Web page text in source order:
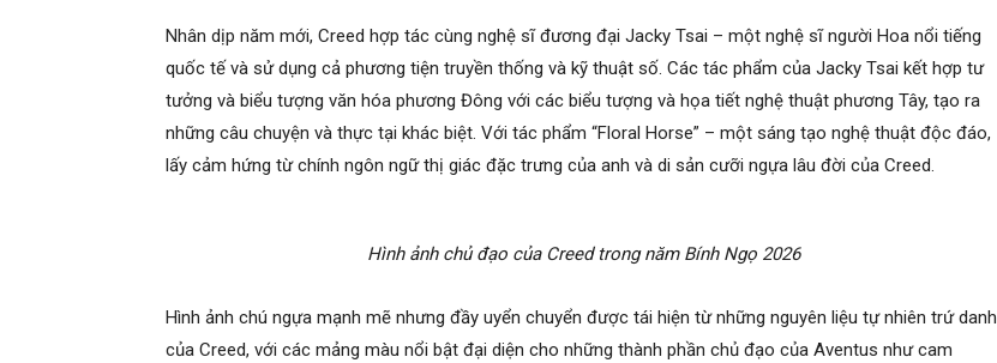
Nhân dịp năm mới, Creed hợp tác cùng nghệ sĩ đương đại Jacky Tsai – một nghệ sĩ người Hoa nổi tiếng
quốc tế và sử dụng cả phương tiện truyền thống và kỹ thuật số. Các tác phẩm của Jacky Tsai kết hợp tư
tưởng và biểu tượng văn hóa phương Đông với các biểu tượng và họa tiết nghệ thuật phương Tây, tạo ra
những câu chuyện và thực tại khác biệt. Với tác phẩm “Floral Horse” – một sáng tạo nghệ thuật độc đáo,
lấy cảm hứng từ chính ngôn ngữ thị giác đặc trưng của anh và di sản cưỡi ngựa lâu đời của Creed.
Hình ảnh chủ đạo của Creed trong năm Bính Ngọ 2026
Hình ảnh chú ngựa mạnh mẽ nhưng đầy uyển chuyển được tái hiện từ những nguyên liệu tự nhiên trứ danh
của Creed, với các mảng màu nổi bật đại diện cho những thành phần chủ đạo của Aventus như cam